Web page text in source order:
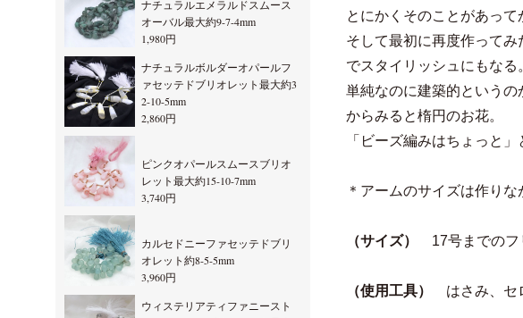
とにかくそのことがあって
そして最初に再度作って
でスタイリッシュにもなる
単純なのに建築的という
からみると楕円のお花。
「ビーズ編みはちょっと
＊アームのサイズは作りな
（サイズ） 17号までのフ
（使用工具） はさみ、セ
ナチュラルエメラルドスムース
オーバル最大約9-7-4mm
1,980円
ナチュラルボルダーオパールフ
ァセッテドブリオレット最大約3
2-10-5mm
2,860円
ピンクオパールスムースブリオ
レット最大約15-10-7mm
3,740円
カルセドニーファセッテドブリ
オレット約8-5-5mm
3,960円
ウィステリアティファニースト